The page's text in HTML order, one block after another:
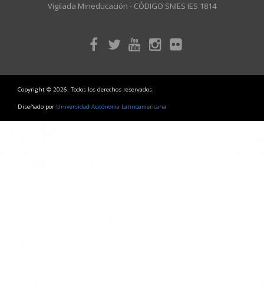
Vigilada Mineducación - CÓDIGO SNIES IES 1814
Copyright © 2026. Todos los derechos reservados.
Diseñado por Universidad Autónoma Latinoamericana